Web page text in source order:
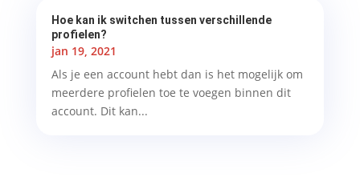
Hoe kan ik switchen tussen verschillende
profielen?
jan 19, 2021
Als je een account hebt dan is het mogelijk om
meerdere profielen toe te voegen binnen dit
account. Dit kan...